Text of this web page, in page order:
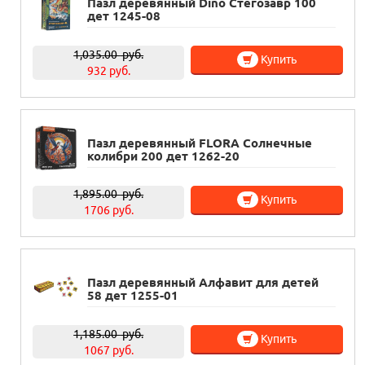
Пазл деревянный Dino Стегозавр 100
дет 1245-08
1,035.00руб.
932 руб.
Купить
Пазл деревянный FLORA Солнечные
колибри 200 дет 1262-20
1,895.00руб.
1706 руб.
Купить
Пазл деревянный Алфавит для детей
58 дет 1255-01
1,185.00руб.
1067 руб.
Купить